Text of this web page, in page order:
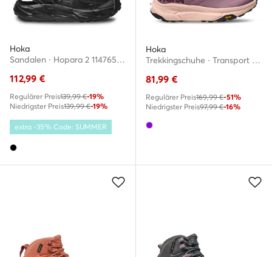
Hoka
Sandalen · Hopara 2 1147650 · Schwarz
112,99 €
Regulärer Preis139,99 €-19%
Niedrigster Preis139,99 €-19%
extra -35% Code: SUMMER
Hoka
Trekkingschuhe · Transport 1123154 · Violett
81,99 €
Regulärer Preis169,99 €-51%
Niedrigster Preis97,99 €-16%